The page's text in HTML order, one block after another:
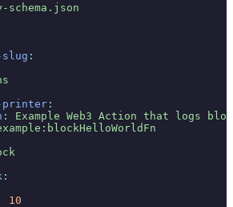
:
:
:
Example Web3 Action that logs
:
10